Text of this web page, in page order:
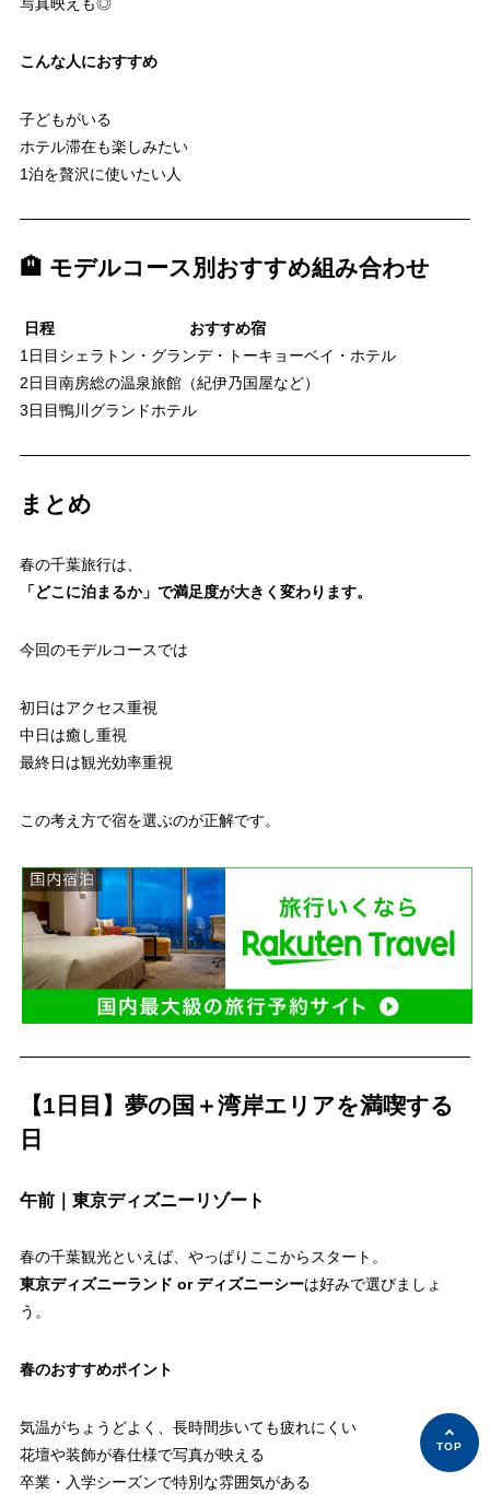
こんな人におすすめ
子どもがいる
ホテル滞在も楽しみたい
1泊を贅沢に使いたい人
🏨 モデルコース別おすすめ組み合わせ
日程
おすすめ宿
1日目 シェラトン・グランデ・トーキョーベイ・ホテル
2日目南房総の温泉旅館（紀伊乃国屋など）
3日目鴨川グランドホテル
まとめ
春の千葉旅行は、
「どこに泊まるか」で満足度が大きく変わります。
今回のモデルコースでは
初日はアクセス重視
中日は癒し重視
最終日は観光効率重視
この考え方で宿を選ぶのが正解です。
【1日目】夢の国＋湾岸エリアを満喫する
日
午前｜東京ディズニーリゾート
春の千葉観光といえば、やっぱりここからスタート。
東京ディズニーランド or ディズニーシーは好みで選びましょ
う。
春のおすすめポイント
気温がちょうどよく、長時間歩いても疲れにくい
花壇や装飾が春仕様で写真が映える
卒業・入学シーズンで特別な雰囲気がある